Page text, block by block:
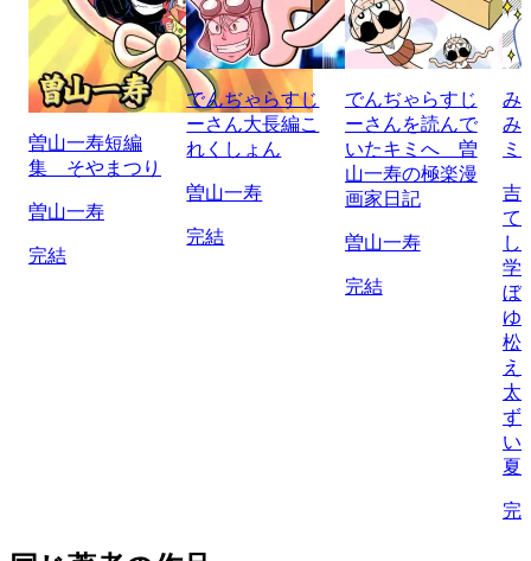
曽山一寿短編
集 そやまつり
曽山一寿
完結
でんぢゃらすじ
ーさん大長編こ
れくしょん
曽山一寿
完結
でんぢゃらすじ
ーさんを読んで
いたキミへ 曽
山一寿の極楽漫
画家日記
曽山一寿
完結
み
み
ミ
吉
て
し
学
ぼ/
ゆ
松
え
太
ず
い
夏
完